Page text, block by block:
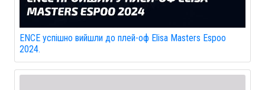
ENCE успішно вийшли до плей-оф Elisa Masters Espoo
2024.